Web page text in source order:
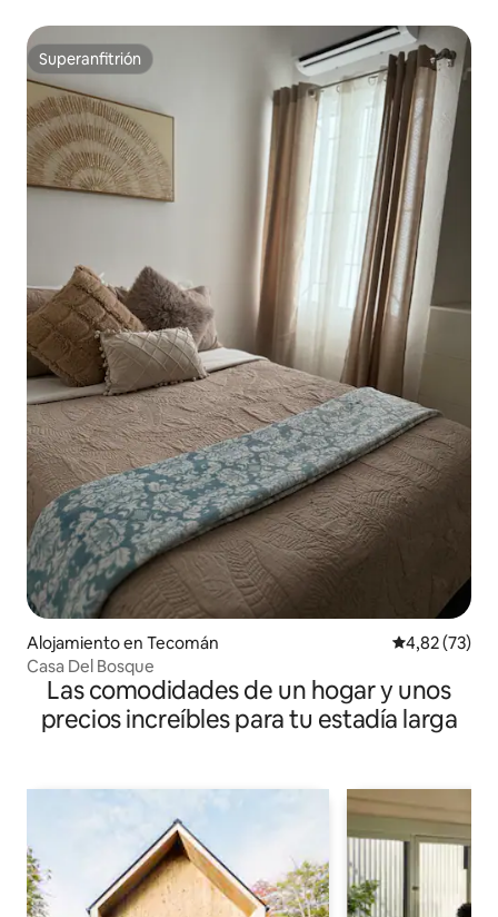
Superanfitrión
Superanfitrión
Alojamiento en Tecomán Calificación
4,82 (73)
Casa Del Bosque
Las comodidades de un hogar y unos
precios increíbles para tu estadía larga